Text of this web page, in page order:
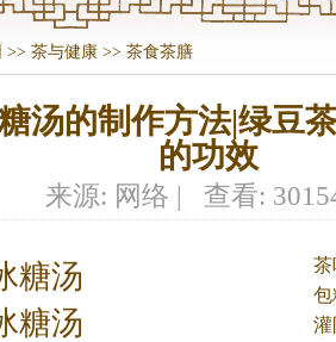
>> 茶与健康 >> 茶食茶膳
汤的制作方法|绿豆
的功效
来源: 网络 | 查看:
子
糖汤
糖汤